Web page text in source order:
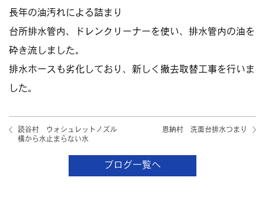
長年の油汚れによる詰まり
台所排水管内、ドレンクリーナーを使い、排水管内の油を
砕き流しました。
排水ホースも劣化しており、新しく撤去取替工事を行いま
した。
読谷村 ウォシュレットノズル
横から水止まらない水
恩納村 洗面台排水つまり
ブログ一覧へ